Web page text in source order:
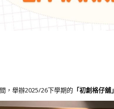
，舉辦2025/26下學期的 「初創格仔舖」